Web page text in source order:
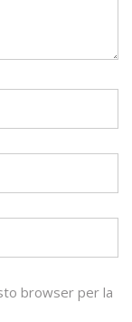
browser per la